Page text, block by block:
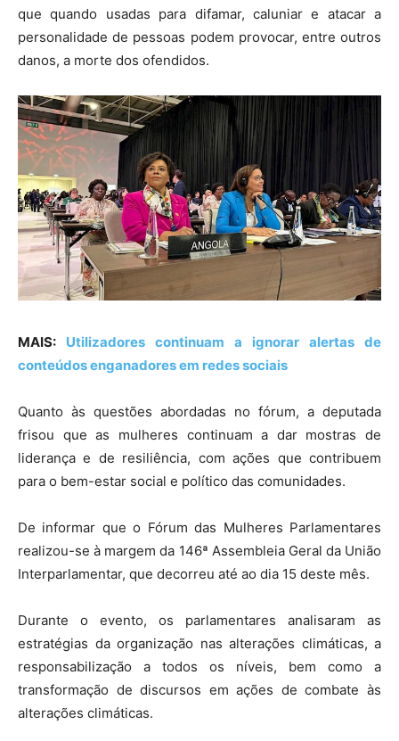
que quando usadas para difamar, caluniar e atacar a
personalidade de pessoas podem provocar, entre outros
danos, a morte dos ofendidos.
MAIS: Utilizadores continuam a ignorar alertas de
conteúdos enganadores em redes sociais
Quanto às questões abordadas no fórum, a deputada
frisou que as mulheres continuam a dar mostras de
liderança e de resiliência, com ações que contribuem
para o bem-estar social e político das comunidades.
De informar que o Fórum das Mulheres Parlamentares
realizou-se à margem da 146ª Assembleia Geral da União
Interparlamentar, que decorreu até ao dia 15 deste mês.
Durante o evento, os parlamentares analisaram as
estratégias da organização nas alterações climáticas, a
responsabilização a todos os níveis, bem como a
transformação de discursos em ações de combate às
alterações climáticas.